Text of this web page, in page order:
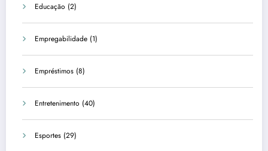
Educação (2)
Empregabilidade (1)
Empréstimos (8)
Entretenimento (40)
Esportes (29)